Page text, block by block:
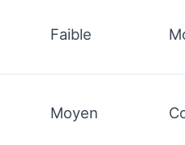
Faible
Moyen